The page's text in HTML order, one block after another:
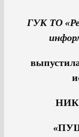
ГУК ТО